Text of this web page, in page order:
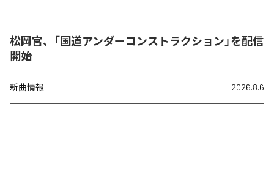
松岡宮、「国道アンダーコンストラクション」を配信
開始
新曲情報 2026.8.6